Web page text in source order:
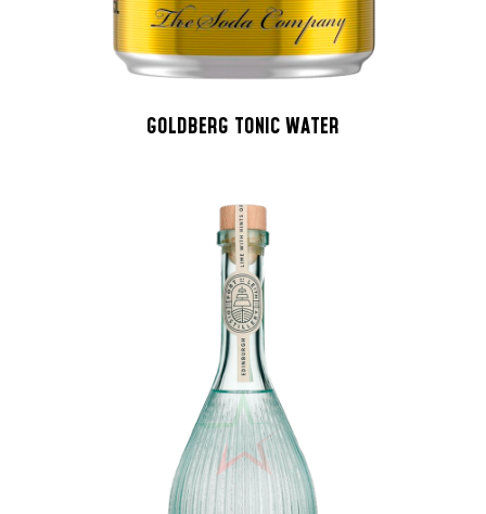
GOLDBERG TONIC WATER